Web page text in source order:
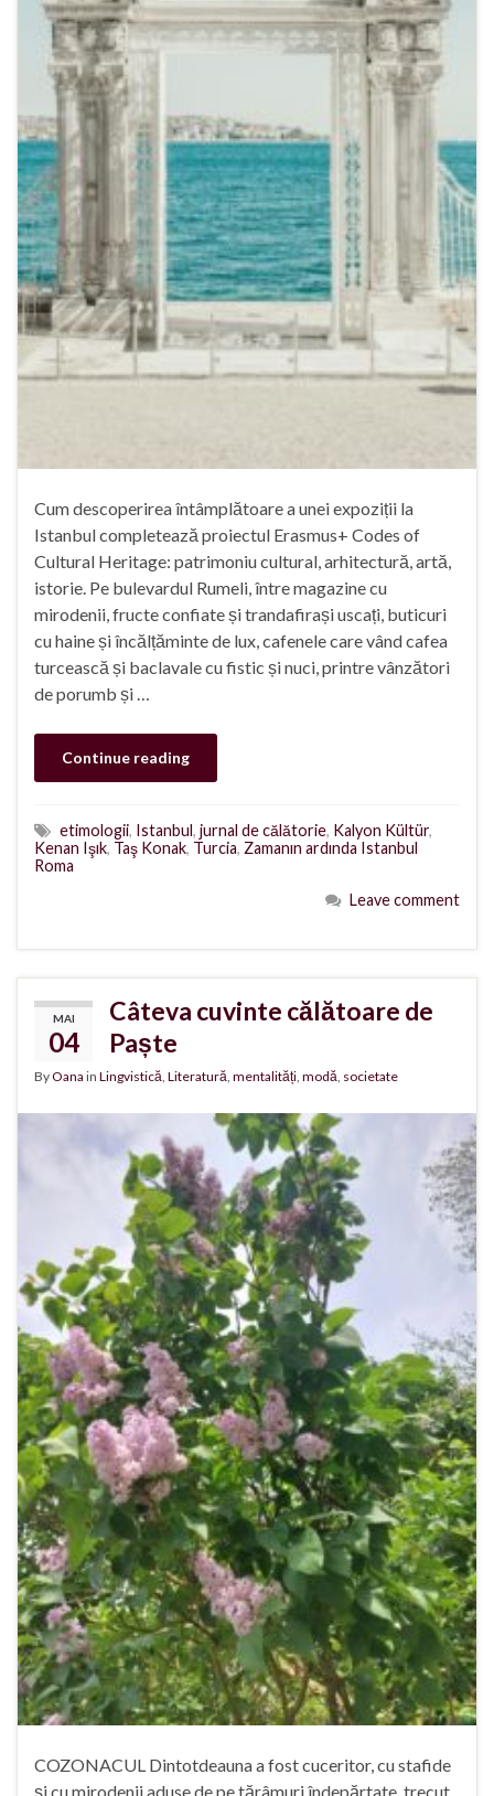
Cum descoperirea întâmplătoare a unei expoziții la
Istanbul completează proiectul Erasmus+ Codes of
Cultural Heritage: patrimoniu cultural, arhitectură, artă,
istorie. Pe bulevardul Rumeli, între magazine cu
mirodenii, fructe confiate și trandafirași uscați, buticuri
cu haine și încălțăminte de lux, cafenele care vând cafea
turcească și baclavale cu fistic și nuci, printre vânzători
de porumb și …
Continue reading
etimologii, Istanbul, jurnal de călătorie, Kalyon Kültür,
Kenan Işık, Taş Konak, Turcia, Zamanın ardında Istanbul
Roma
Leave comment
MAI
04
Câteva cuvinte călătoare de
Paște
ByOana in Lingvistică, Literatură, mentalități, modă, societate
COZONACUL Dintotdeauna a fost cuceritor, cu stafide
și cu mirodenii aduse de pe tărâmuri îndepărtate, trecut